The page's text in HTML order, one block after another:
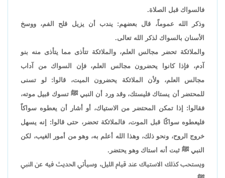
فالسواك قبل الصلاة.
وذكر الله عموماً، قال بعضهم: يندب أن يزيل قلح الفم، ووسخ
الأسنان بالسواك لذكر الله تعالى.
والملائكة تحضر مجالس العلم، والملائكة تتأذى مما يتأذى منه بنو
آدم، فإذا كانوا يحضرون مجالس العلم، فإن السواك من آداب
مجالس العلم، ولأن الملائكة يحضرون الميت، قالوا: لو تسنى
للمحتضر أن يستاك فليستك، وقد ورد أن النبي ﷺ تسوك قبيل موته،
فقالوا: إذا تمكن المحتضر من الاستياك، أو أشار أن يعطوه سواكاً
فليعطوه سواكًا قبل الموت، فالملائكة تحضر، حتى قالوا: إنه يسهل
خروج الروح، ونحو ذلك، وهذا الله أعلم به، وهو من أمور الغيب، لكن
النبي ﷺ ثبت أنه استاك وهو يحتضر.
ويستحب كذلك الاستياك عند قيام الليل، وسيأتي الحديث فيه عن النبي